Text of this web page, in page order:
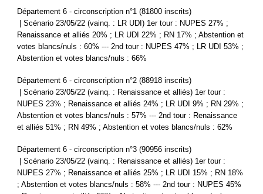
Département 6 - circonscription n°1 (81800 inscrits)
| Scénario 23/05/22 (vainq. : LR UDI) 1er tour : NUPES 27% ;
Renaissance et alliés 20% ; LR UDI 22% ; RN 17% ; Abstention et
votes blancs/nuls : 60% --- 2nd tour : NUPES 47% ; LR UDI 53% ;
Abstention et votes blancs/nuls : 66%
Département 6 - circonscription n°2 (88918 inscrits)
| Scénario 23/05/22 (vainq. : Renaissance et alliés) 1er tour :
NUPES 23% ; Renaissance et alliés 24% ; LR UDI 9% ; RN 29% ;
Abstention et votes blancs/nuls : 57% --- 2nd tour : Renaissance
et alliés 51% ; RN 49% ; Abstention et votes blancs/nuls : 62%
Département 6 - circonscription n°3 (90956 inscrits)
| Scénario 23/05/22 (vainq. : Renaissance et alliés) 1er tour :
NUPES 27% ; Renaissance et alliés 25% ; LR UDI 15% ; RN 18%
; Abstention et votes blancs/nuls : 58% --- 2nd tour : NUPES 45%